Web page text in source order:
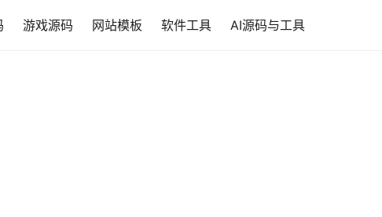
游戏源码 网站模板 软件工具 AI源码与工具